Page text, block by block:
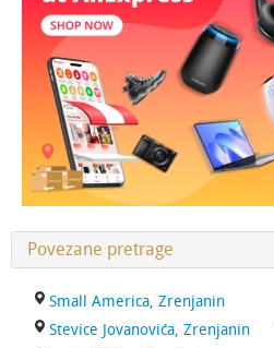
Povezane pretrage
Small America, Zrenjanin
Stevice Jovanovića, Zrenjanin